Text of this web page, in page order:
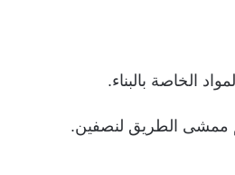
الخاصة بالبناء.
ممشى الطريق لنصفين.